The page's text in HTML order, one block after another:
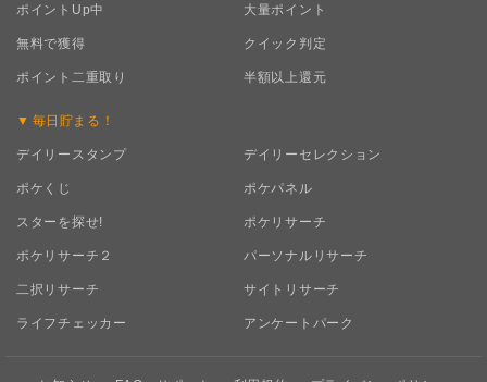
ポイントUp中 大量ポイント
無料で獲得 クイック判定
ポイント二重取り 半額以上還元
毎日 貯まる！
デイリースタンプ デイリーセレクション
ポケくじ ポケパネル
スターを探せ! ポケリサーチ
ポケリサーチ２ パーソナルリサーチ
二択リサーチ サイトリサーチ
ライフチェッカー アンケートパーク